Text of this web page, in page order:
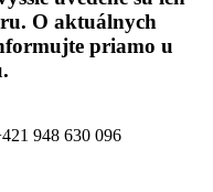
O aktuálnych
priamo u
948 630 096